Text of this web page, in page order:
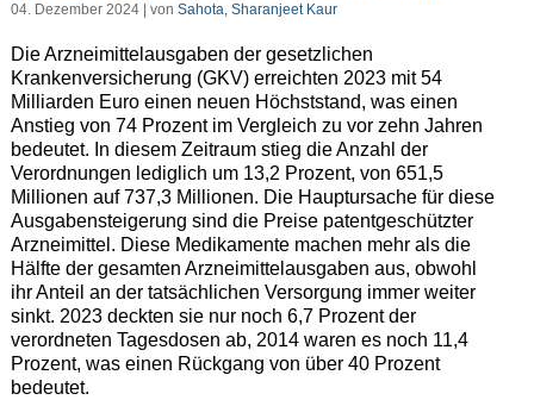
04. Dezember 2024 | von Sahota, Sharanjeet Kaur
Die Arzneimittelausgaben der gesetzlichen
Krankenversicherung (GKV) erreichten 2023 mit 54
Milliarden Euro einen neuen Höchststand, was einen
Anstieg von 74 Prozent im Vergleich zu vor zehn Jahren
bedeutet. In diesem Zeitraum stieg die Anzahl der
Verordnungen lediglich um 13,2 Prozent, von 651,5
Millionen auf 737,3 Millionen. Die Hauptursache für diese
Ausgabensteigerung sind die Preise patentgeschützter
Arzneimittel. Diese Medikamente machen mehr als die
Hälfte der gesamten Arzneimittelausgaben aus, obwohl
ihr Anteil an der tatsächlichen Versorgung immer weiter
sinkt. 2023 deckten sie nur noch 6,7 Prozent der
verordneten Tagesdosen ab, 2014 waren es noch 11,4
Prozent, was einen Rückgang von über 40 Prozent
bedeutet.